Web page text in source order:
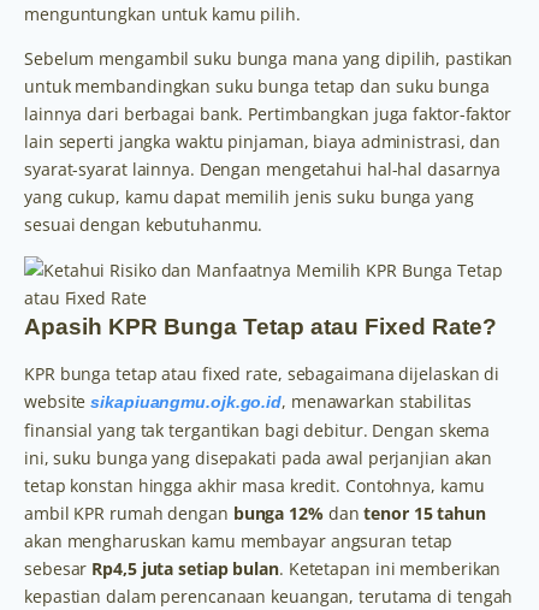
menguntungkan untuk kamu pilih.
Sebelum mengambil suku bunga mana yang dipilih, pastikan
untuk membandingkan suku bunga tetap dan suku bunga
lainnya dari berbagai bank. Pertimbangkan juga faktor-faktor
lain seperti jangka waktu pinjaman, biaya administrasi, dan
syarat-syarat lainnya. Dengan mengetahui hal-hal dasarnya
yang cukup, kamu dapat memilih jenis suku bunga yang
sesuai dengan kebutuhanmu.
Apasih KPR Bunga Tetap atau Fixed Rate?
KPR bunga tetap atau fixed rate, sebagaimana dijelaskan di
websitesikapiuangmu.ojk.go.id, menawarkan stabilitas
finansial yang tak tergantikan bagi debitur. Dengan skema
ini, suku bunga yang disepakati pada awal perjanjian akan
tetap konstan hingga akhir masa kredit. Contohnya, kamu
ambil KPR rumah dengan bunga 12%dantenor 15 tahun
akan mengharuskan kamu membayar angsuran tetap
sebesar Rp4,5 juta setiap bulan. Ketetapan ini memberikan
kepastian dalam perencanaan keuangan, terutama di tengah